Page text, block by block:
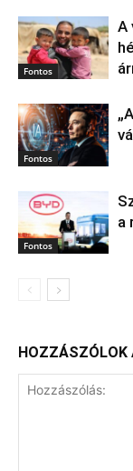
Fontos
A
Fontos
Fontos
a
HOZZÁSZÓLOK